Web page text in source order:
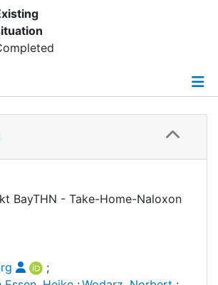
Details
BayTHN - Take-Home-Naloxon
;